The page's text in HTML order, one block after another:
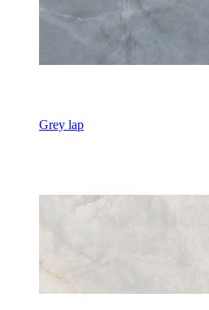
Grey lap